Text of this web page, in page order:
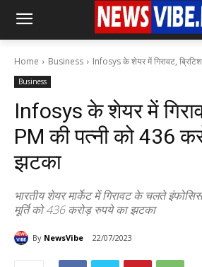
Home Business Infosys के शेयर में गिरावट,
Business
Infosys के शेयर में
PM की पत्नी को 436
झटका
भारतीय शेयर मार्केट में गिरावट के चलते
मूर्ति को 436 करोड़ रुपये का झटका
By NewsVibe 22/07/2023